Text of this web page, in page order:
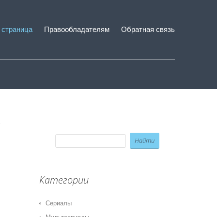
Правообладателям Обратная связь
Категории
Сериалы